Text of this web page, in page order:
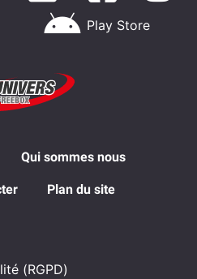
Play Store
Qui sommes nous
Plan du site
(RGPD)